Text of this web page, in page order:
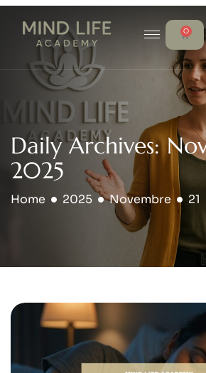
0
Daily Archives:
2025
Home 2025 Novembre 21